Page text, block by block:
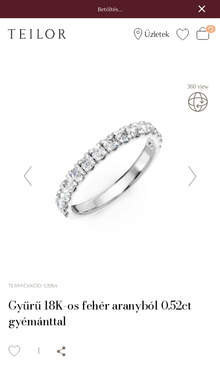
Betöltés...
Üzletek
360 view
TERMÉKKÓD:53954
Gyűrű 18K-os fehér aranyból 0.52ct
gyémánttal